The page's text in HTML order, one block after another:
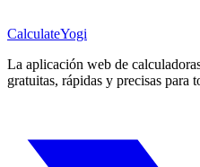
CalculateYogi
La aplicación web de
gratuitas, rápidas y precisas para